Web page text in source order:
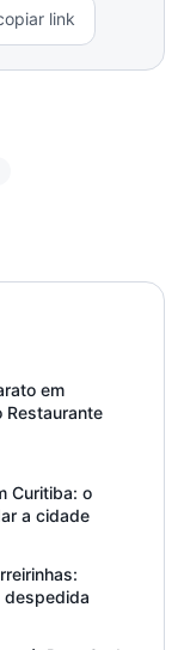
link
em
Restaurante
Curitiba: o
a cidade
despedida